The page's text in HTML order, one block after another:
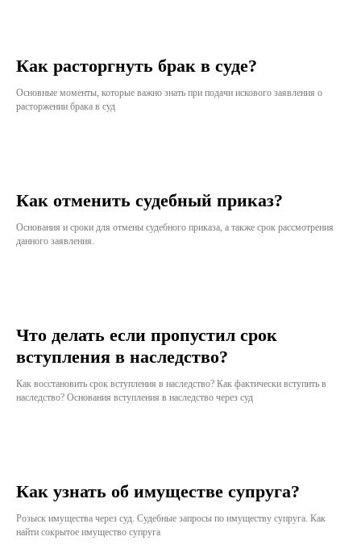
Как расторгнуть брак в суде?
Основные моменты, которые важно знать при подачи искового заявления о
расторжении брака в суд
Как отменить судебный приказ?
Основания и сроки для отмены судебного приказа, а также срок рассмотрения
данного заявления.
Что делать если пропустил срок
вступления в наследство?
Как восстановить срок вступления в наследство? Как фактически вступить в
наследство? Основания вступления в наследство через суд
Как узнать об имуществе супруга?
Розыск имущества через суд. Судебные запросы по имуществу супруга. Как
найти сокрытое имущество супруга